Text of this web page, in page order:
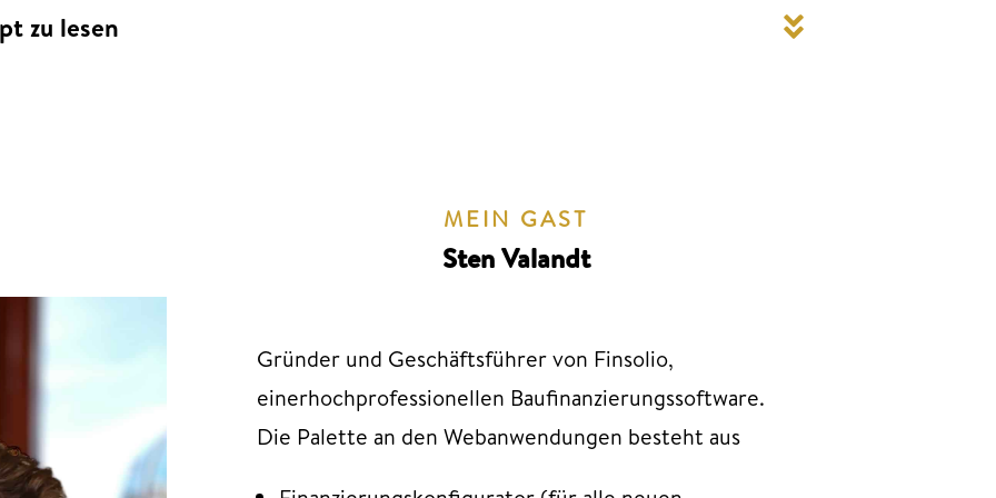
zu lesen
MEIN GAST
Sten Valandt
Gründer und Geschäftsführer von Finsolio,
einerhochprofessionellen Baufinanzierungssoftware.
Die Palette an den Webanwendungen besteht aus